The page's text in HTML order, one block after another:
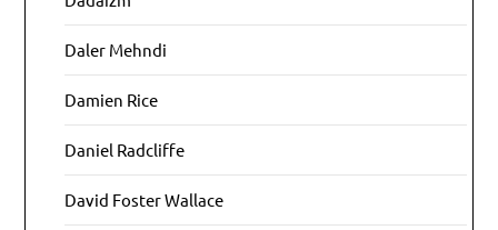
Daler Mehndi
Damien Rice
Daniel Radcliffe
David Foster Wallace